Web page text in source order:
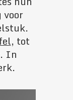
voor
, tot
In